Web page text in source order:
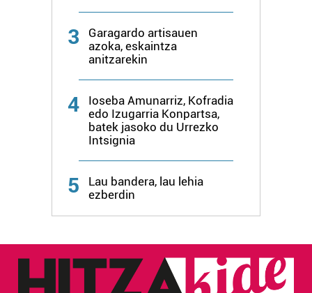
3
Garagardo artisauen
azoka, eskaintza
anitzarekin
4
Ioseba Amunarriz, Kofradia
edo Izugarria Konpartsa,
batek jasoko du Urrezko
Intsignia
5
Lau bandera, lau lehia
ezberdin